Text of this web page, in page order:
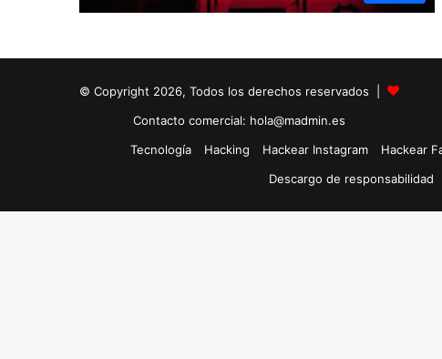
© Copyright 2026, Todos los derechos reservados |
Contacto comercial: hola@madmin.es
Tecnología
Hacking Hackear Instagram Hackear
Descargo de responsabilidad